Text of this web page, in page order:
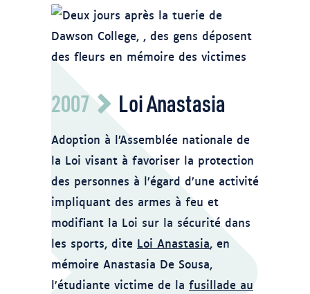
09-06_1407.jpg
2007 Loi Anastasia
Adoption à l’Assemblée nationale de
la Loi visant à favoriser la protection
des personnes à l’égard d’une activité
impliquant des armes à feu et
modifiant la Loi sur la sécurité dans
les sports, dite Loi Anastasia, en
mémoire Anastasia De Sousa,
l’étudiante victime de la fusillade au